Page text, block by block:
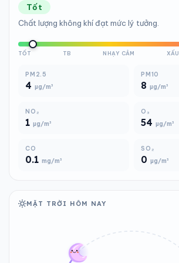
Tốt
Chất lượng không khí đạt mức lý tưởng.
TỐT TB NHẠY CẢM XẤU
PM2.5
4 µg/m³
PM10
8 µg/m³
NO₂
1 µg/m³
O₃
54 µg/m³
CO
0.1 mg/m³
SO₂
0 µg/m³
MẶT TRỜI HÔM NAY